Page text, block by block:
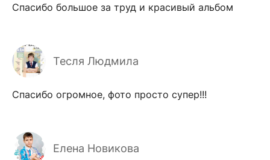
Спасибо большое за труд и красивый альбом
Тесля Людмила
Спасибо огромное, фото просто супер!!!
Елена Новикова